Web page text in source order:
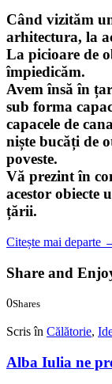
Când vizităm
arhitectura, la
La picioare de
împiedicăm.
Avem însă în
sub forma
capacele de
niște bucăți de
poveste.
Vă prezint în
acestor obiecte
țării.
Citește mai departe
Share and
0Shares
Scris în Călătorie,
Alba Iulia ne